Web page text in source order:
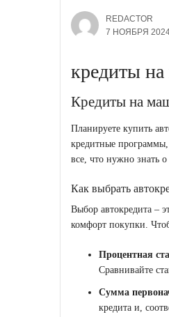
REDACTOR
7 НОЯБРЯ
кредиты
Кредиты на
Планируете купить
кредитные
все, что нужно знать
Как выбрать
Выбор автокредита ‒
комфорт покупки.
Процентная
Сравнивайте
Сумма
кредита и,